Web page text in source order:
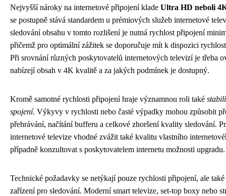
Nejvyšší nároky na internetové připojení klade Ultra HD neboli
se postupně stává standardem u prémiových služeb internetové
sledování obsahu v tomto rozlišení je nutná rychlost připojení
přičemž pro optimální zážitek se doporučuje mít k dispozici
Při srovnání různých poskytovatelů internetových televizí je třeba
nabízejí obsah v 4K kvalitě a za jakých podmínek je dostupný.
Kromě samotné rychlosti připojení hraje významnou roli také
spojení. Výkyvy v rychlosti nebo časté výpadky mohou způsobit
přehrávání, načítání bufferu a celkové zhoršení kvality sledování.
internetové televize vhodné zvážit také kvalitu vlastního
případně konzultovat s poskytovatelem internetu možnosti upgradu.
Technické požadavky se netýkají pouze rychlosti připojení, ale
zařízení pro sledování. Moderní smart televize, set-top boxy nebo